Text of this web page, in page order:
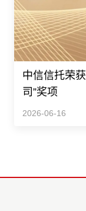
中信信托荣
司”奖项
2026-06-16